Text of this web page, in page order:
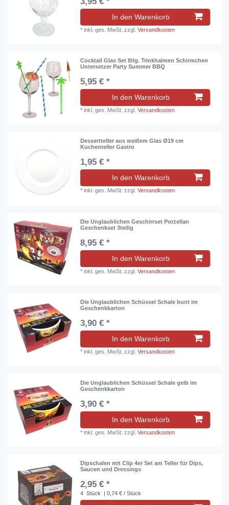
In den Warenkorb
*inkl. ges. MwSt. zzgl.Versandkosten
Cocktail Glas Set 8tlg. Trinkhalmen Schirmchen
Untersetzer Party Summer BBQ
5,95 € *
In den Warenkorb
*inkl. ges. MwSt. zzgl.Versandkosten
Dessertteller aus weißem Glas Ø19 cm
Kuchenteller Gastro
1,95 € *
In den Warenkorb
*inkl. ges. MwSt. zzgl.Versandkosten
Die Unglaublichen Geschirrset Porzellan
Geschenkset 3teilig
8,95 € *
In den Warenkorb
*inkl. ges. MwSt. zzgl.Versandkosten
Die Unglaublichen Schüssel Schale bunt im
Geschenkkarton
3,90 € *
In den Warenkorb
*inkl. ges. MwSt. zzgl.Versandkosten
Die Unglaublichen Schüssel Schale gelb im
Geschenkkarton
3,90 € *
In den Warenkorb
*inkl. ges. MwSt. zzgl.Versandkosten
Dipschalen mit Clip 4er Set am Teller für Dips,
Saucen und Dressings
2,95 € *
4 Stück | 0,74 € / Stück